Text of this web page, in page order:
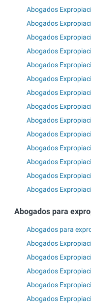
Abogados
Abogados
Abogados
Abogados
Abogados
Abogados
Abogados
Abogados
Abogados
Abogados
Abogados
Abogados
Abogados
Abogados
Abogados para
Abogados para
Abogados
Abogados
Abogados
Abogados
Abogados